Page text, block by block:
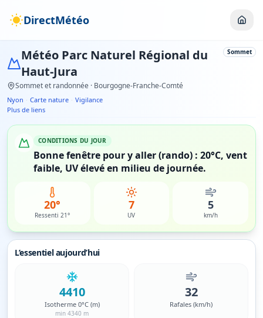
DirectMétéo
Météo Parc Naturel Régional du
Haut-Jura
Sommet et randonnée · Bourgogne-Franche-Comté
Sommet
Nyon · Carte nature · Vigilance
Plus de liens
CONDITIONS DU JOUR
Bonne fenêtre pour y aller (rando) : 20°C, vent
faible, UV élevé en milieu de journée.
20°
Ressenti 21°
7
UV
5
km/h
L’essentiel aujourd’hui
4410
Isotherme 0°C (m)
min 4340 m
32
Rafales (km/h)